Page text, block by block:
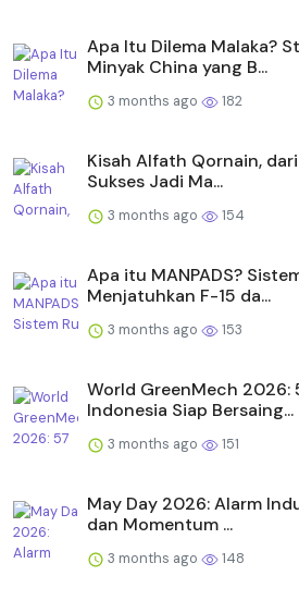
Apa Itu Dilema Malaka?
Minyak China yang B...
3 months ago 182
Kisah Alfath Qornain,
Sukses Jadi Ma...
3 months ago 154
Apa itu MANPADS?
Menjatuhkan F-15 da...
3 months ago 153
World GreenMech 2026:
Indonesia Siap Bersaing...
3 months ago 151
May Day 2026: Alarm
dan Momentum ...
3 months ago 148